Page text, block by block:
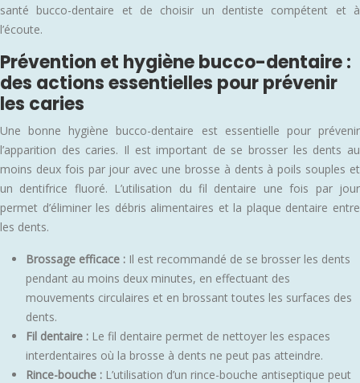
santé bucco-dentaire et de choisir un dentiste compétent et à
l’écoute.
Prévention et hygiène bucco-dentaire :
des actions essentielles pour prévenir
les caries
Une bonne hygiène bucco-dentaire est essentielle pour prévenir
l’apparition des caries. Il est important de se brosser les dents au
moins deux fois par jour avec une brosse à dents à poils souples et
un dentifrice fluoré. L’utilisation du fil dentaire une fois par jour
permet d’éliminer les débris alimentaires et la plaque dentaire entre
les dents.
Brossage efficace : Il est recommandé de se brosser les dents
pendant au moins deux minutes, en effectuant des
mouvements circulaires et en brossant toutes les surfaces des
dents.
Fil dentaire : Le fil dentaire permet de nettoyer les espaces
interdentaires où la brosse à dents ne peut pas atteindre.
Rince-bouche : L’utilisation d’un rince-bouche antiseptique peut